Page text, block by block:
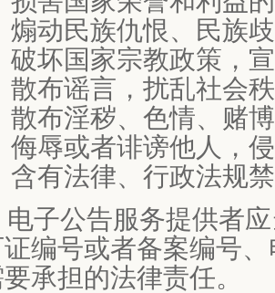
动民族仇恨、民族
坏国家宗教政策，
布谣言，扰乱社会
布淫秽、色情、赌博
辱或者诽谤他人，
有法律、行政法规
电子公告服务提供者
编号或者备案编号
承担的法律责任。